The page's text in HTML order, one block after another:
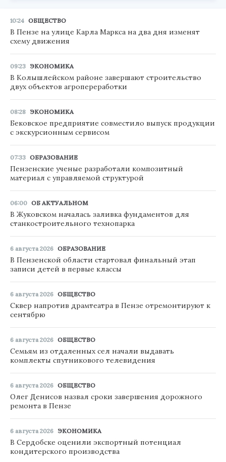
10:24 ОБЩЕСТВО
В Пензе на улице Карла Маркса на два дня изменят
схему движения
09:23 ЭКОНОМИКА
В Колышлейском районе завершают строительство
двух объектов агропереработки
08:28 ЭКОНОМИКА
Бековское предприятие совместило выпуск продукции
с экскурсионным сервисом
07:33 ОБРАЗОВАНИЕ
Пензенские ученые разработали композитный
материал с управляемой структурой
06:00 ОБ АКТУАЛЬНОМ
В Жуковском началась заливка фундаментов для
станкостроительного технопарка
6 августа 2026 ОБРАЗОВАНИЕ
В Пензенской области стартовал финальный этап
записи детей в первые классы
6 августа 2026 ОБЩЕСТВО
Сквер напротив драмтеатра в Пензе отремонтируют к
сентябрю
6 августа 2026 ОБЩЕСТВО
Семьям из отдаленных сел начали выдавать
комплекты спутникового телевидения
6 августа 2026 ОБЩЕСТВО
Олег Денисов назвал сроки завершения дорожного
ремонта в Пензе
6 августа 2026 ЭКОНОМИКА
В Сердобске оценили экспортный потенциал
кондитерского производства